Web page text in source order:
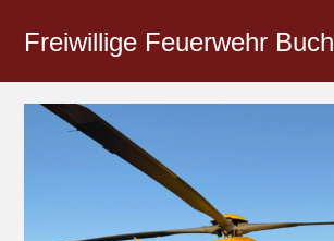
Freiwillige Feuerwehr Buch